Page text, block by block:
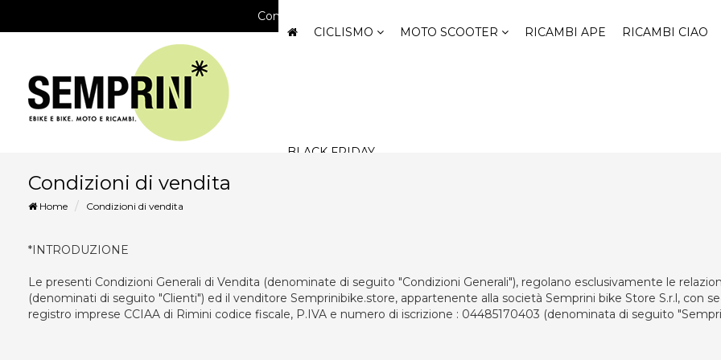
Consegna gratuita per ordini ricambi superiori a 99€* - PREZZI VALIDI SOLO
CICLISMO
MOTO SCOOTER RICAMBI APE RICAMBI CIAO
BLACK FRIDAY
Condizioni di vendita
Home Condizioni di vendita
*INTRODUZIONE
Le presenti Condizioni Generali di Vendita (denominate di seguito "Condizioni Generali"), regolano esclusivamente le
(denominati di seguito "Clienti") ed il venditore Semprinibike.store, appartenente alla società Semprini bike Store S.r.l, con
registro imprese CCIAA di Rimini codice fiscale, P.IVA e numero di iscrizione : 04485170403 (denominata di seguito